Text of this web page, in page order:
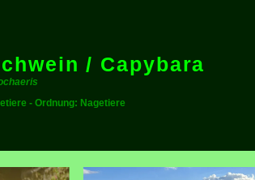
/ Capybara
- Ordnung: Nagetiere